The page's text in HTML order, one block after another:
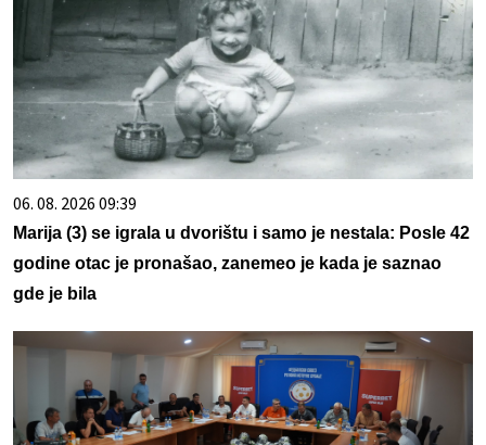
06. 08. 2026 09:39
Marija (3) se igrala u dvorištu i samo je nestala: Posle 42
godine otac je pronašao, zanemeo je kada je saznao
gde je bila